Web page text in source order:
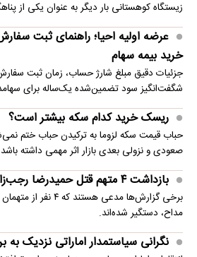
زیستگاه کوهستانی بار دیگر به عنوان یکی از
عرضه اولیه احیا؛ راهنمای ثبت
خرید بیمه سهام
جزئیات دقیق مبلغ شارژ حساب، زمان ثبت
شگفت‌انگیز سود تضمین‌شده یک‌ساله برای
ریسک خرید کدام سکه بیشتر است؟
حباب قیمت سکه لزوما به ترکیدن حباب ختم
صعودی و نزولی بعدی بازار اثر مهمی داشته باشد
بازداشت ۴ متهم قتل حمیدرضا رجب‌زاده
برخی گزارش‌ها مدعی
مداح، دستگیر شده‌اند.
نگرانی سیاستمدار اماراتی نزدیک به